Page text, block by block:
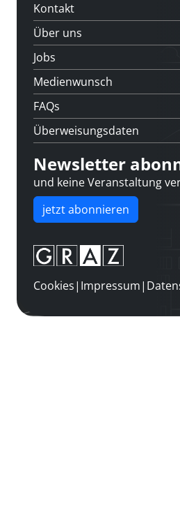
Kontakt
Über uns
Jobs
Medienwunsch
FAQs
Überweisungsdaten
Newsletter
und keine Veranstaltung
jetzt abonnieren
Cookies| Impressum|